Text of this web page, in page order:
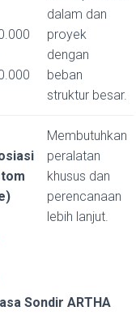
dalam dan
proyek
dengan
beban
struktur besar.
Membutuhkan
peralatan
khusus dan
perencanaan
lebih lanjut.
Sondir ARTHA